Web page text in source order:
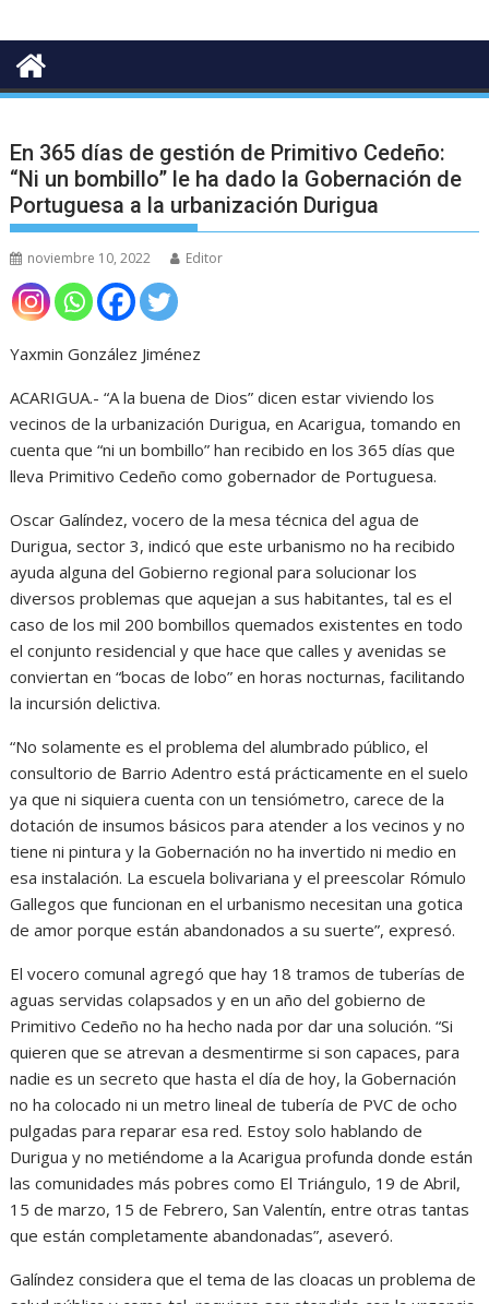
En 365 días de gestión de Primitivo Cedeño:
“Ni un bombillo” le ha dado la Gobernación de
Portuguesa a la urbanización Durigua
noviembre 10, 2022 Editor
Yaxmin González Jiménez
ACARIGUA.- “A la buena de Dios” dicen estar viviendo los
vecinos de la urbanización Durigua, en Acarigua, tomando en
cuenta que “ni un bombillo” han recibido en los 365 días que
lleva Primitivo Cedeño como gobernador de Portuguesa.
Oscar Galíndez, vocero de la mesa técnica del agua de
Durigua, sector 3, indicó que este urbanismo no ha recibido
ayuda alguna del Gobierno regional para solucionar los
diversos problemas que aquejan a sus habitantes, tal es el
caso de los mil 200 bombillos quemados existentes en todo
el conjunto residencial y que hace que calles y avenidas se
conviertan en “bocas de lobo” en horas nocturnas, facilitando
la incursión delictiva.
“No solamente es el problema del alumbrado público, el
consultorio de Barrio Adentro está prácticamente en el suelo
ya que ni siquiera cuenta con un tensiómetro, carece de la
dotación de insumos básicos para atender a los vecinos y no
tiene ni pintura y la Gobernación no ha invertido ni medio en
esa instalación. La escuela bolivariana y el preescolar Rómulo
Gallegos que funcionan en el urbanismo necesitan una gotica
de amor porque están abandonados a su suerte”, expresó.
El vocero comunal agregó que hay 18 tramos de tuberías de
aguas servidas colapsados y en un año del gobierno de
Primitivo Cedeño no ha hecho nada por dar una solución. “Si
quieren que se atrevan a desmentirme si son capaces, para
nadie es un secreto que hasta el día de hoy, la Gobernación
no ha colocado ni un metro lineal de tubería de PVC de ocho
pulgadas para reparar esa red. Estoy solo hablando de
Durigua y no metiéndome a la Acarigua profunda donde están
las comunidades más pobres como El Triángulo, 19 de Abril,
15 de marzo, 15 de Febrero, San Valentín, entre otras tantas
que están completamente abandonadas”, aseveró.
Galíndez considera que el tema de las cloacas un problema de